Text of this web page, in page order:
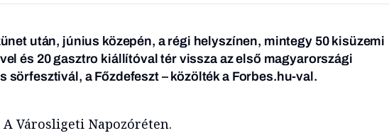
után, június közepén, a régi helyszínen, mintegy 50 kisüzemi
és 20 gasztro kiállítóval tér vissza az első magyarországi
sörfesztivál, a Főzdefeszt – közölték a Forbes.hu-val.
A Városligeti Napozóréten.